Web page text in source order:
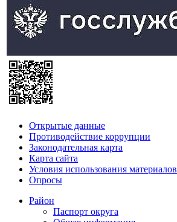
Открытые данные
Противодействие коррупции
Законодательная карта
Карта сайта
Условия использования материалов
Опросы
Район
Паспорт округа